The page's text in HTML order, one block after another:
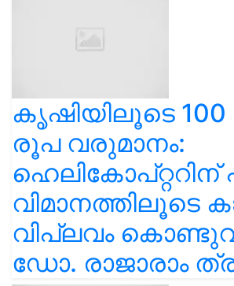
കൃഷിയിലൂടെ 100
രൂപ വരുമാനം:
ഹെലികോപ്റ്ററിന്
വിമാനത്തിലൂടെ
വിപ്ലവം
ഡോ. രാജാരാം